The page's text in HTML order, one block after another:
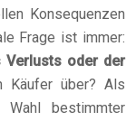
Konsequenzen
Frage ist immer:
Verlusts oder der
Käufer über? Als
bestimmter